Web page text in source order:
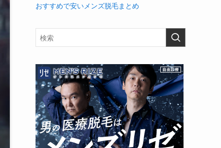
おすすめで安いメンズ脱毛まとめ